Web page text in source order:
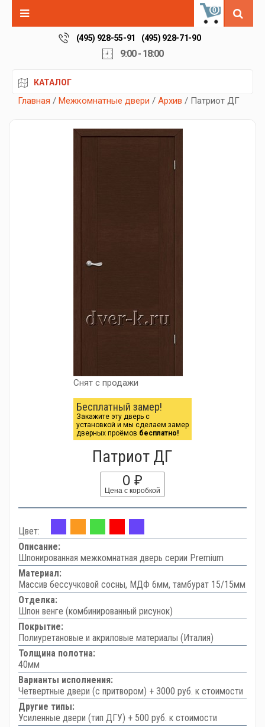
0
(495) 928-55-91 (495) 928-71-90
9:00 - 18:00
КАТАЛОГ
Главная / Межкомнатные двери / Архив / Патриот ДГ
Снят с продажи
Бесплатный замер!
Закажите эту дверь с
установкой и мы сделаем замер
дверных проёмов бесплатно!
Патриот ДГ
0 ₽
Цена с коробкой
Цвет:
Описание:
Шпонированная межкомнатная дверь серии Premium
Материал:
Массив бессучковой сосны, МДФ 6мм, тамбурат 15/15мм
Отделка:
Шпон венге (комбинированный рисунок)
Покрытие:
Полиуретановые и акриловые материалы (Италия)
Толщина полотна:
40мм
Варианты исполнения:
Четвертные двери (с притвором) + 3000 руб. к стоимости
Другие типы:
Усиленные двери (тип ДГУ) + 500 руб. к стоимости